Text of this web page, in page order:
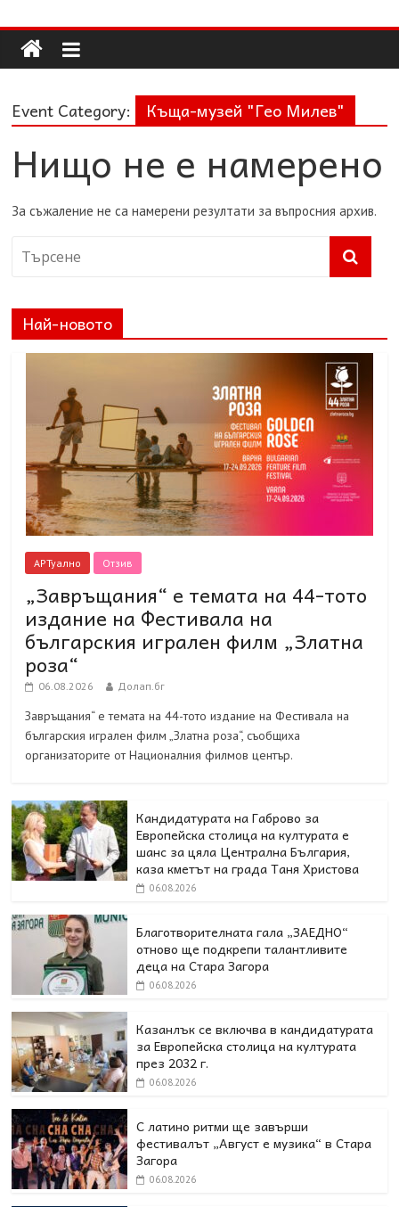
to
content
Долап
БГ
култура|
пътешествия|
мода|
събития|
минало|
Event Category: Къща-музей "Гео Милев"
Нищо не е намерено
За съжаление не са намерени резултати за въпросния архив.
Най-новото
АРТуално Отзив
„Завръщания“ е темата на 44-тото
издание на Фестивала на
българския игрален филм „Златна
роза“
06.08.2026 Долап.бг
Завръщания“ е темата на 44-тото издание на Фестивала на
българския игрален филм „Златна роза“, съобщиха
организаторите от Националния филмов център.
Кандидатурата на Габрово за
Европейска столица на културата е
шанс за цяла Централна България,
каза кметът на града Таня Христова
06.08.2026
Благотворителната гала „ЗАЕДНО“
отново ще подкрепи талантливите
деца на Стара Загора
06.08.2026
Казанлък се включва в кандидатурата
за Европейска столица на културата
през 2032 г.
06.08.2026
С латино ритми ще завърши
фестивалът „Август е музика“ в Стара
Загора
06.08.2026